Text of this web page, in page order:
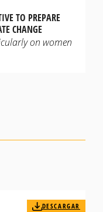
TO PREPARE
CHANGE
on women
DESCARGAR